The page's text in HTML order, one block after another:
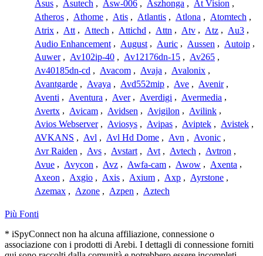
Asus , Asutech , Asw-006 , Aszhonga , At Vision ,
Atheros , Athome , Atis , Atlantis , Atlona , Atomtech ,
Atrix , Att , Attech , Attichd , Attn , Atv , Atz , Au3 ,
Audio Enhancement , August , Auric , Aussen , Autoip ,
Auwer , Av102ip-40 , Av12176dn-15 , Av265 ,
Av40185dn-cd , Avacom , Avaja , Avalonix ,
Avantgarde , Avaya , Avd552mip , Ave , Avenir ,
Aventi , Aventura , Aver , Averdigi , Avermedia ,
Avertx , Avicam , Avidsen , Avigilon , Avilink ,
Avios Webserver , Aviosys , Avipas , Aviptek , Avistek ,
AVKANS , Avl , Avl Hd Dome , Avn , Avonic ,
Avr Raiden , Avs , Avstart , Avt , Avtech , Avtron ,
Avue , Avycon , Avz , Awfa-cam , Awow , Axenta ,
Axeon , Axgio , Axis , Axium , Axp , Ayrstone ,
Azemax , Azone , Azpen , Aztech
Più Fonti
* iSpyConnect non ha alcuna affiliazione, connessione o
associazione con i prodotti di Arebi. I dettagli di connessione forniti